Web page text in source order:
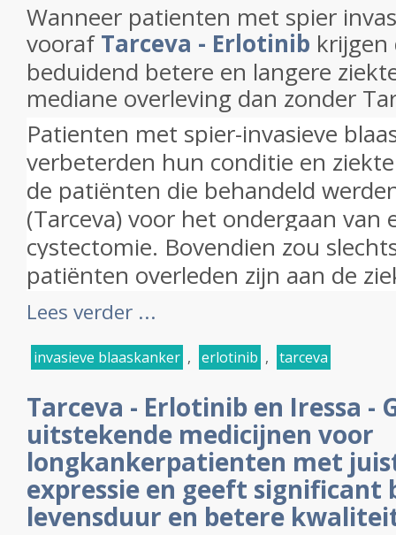
Wanneer patienten met spier
voorafTarceva - Erlotinib krijgen
beduidend betere en langere
mediane overleving dan zonder
Patienten met spier-invasieve
verbeterden hun conditie en
de patiënten die behandeld
(Tarceva) voor het ondergaan van
cystectomie. Bovendien zou
patiënten overleden zijn aan de
Lees verder ...
invasieve blaaskanker , erlotinib , tarceva
Tarceva - Erlotinib en Iressa -
uitstekende medicijnen voor
longkankerpatienten met
expressie en geeft significant
levensduur en betere